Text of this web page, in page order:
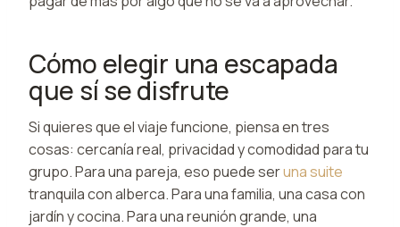
Cómo elegir una escapada
que sí se disfrute
Si quieres que el viaje funcione, piensa en tres
cosas: cercanía real, privacidad y comodidad para tu
grupo. Para una pareja, eso puede seruna suite
tranquila con alberca. Para una familia, una casa con
jardín y cocina. Para una reunión grande, una